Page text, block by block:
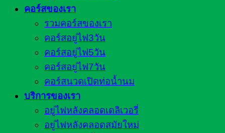
คอร์สของเรา
รวมคอร์สของเรา
คอร์สอยู่ไฟ3วัน
คอร์สอยู่ไฟ5วัน
คอร์สอยู่ไฟ7วัน
คอร์สนวดเปิดท่อน้ำนม
บริการของเรา
อยู่ไฟหลังคลอดเดลิเวอรี่
อยู่ไฟหลังคลอดสมัยใหม่